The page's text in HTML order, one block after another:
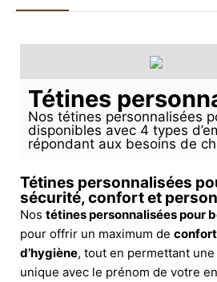
Tétines
Nos tétines personnalisées
disponibles avec 4 types
répondant aux besoins de
Tétines personnalisées
sécurité, confort et
Nos tétines personnalisées pour
pour offrir un maximum de
d’hygiène, tout en permettant
unique avec le prénom de votre